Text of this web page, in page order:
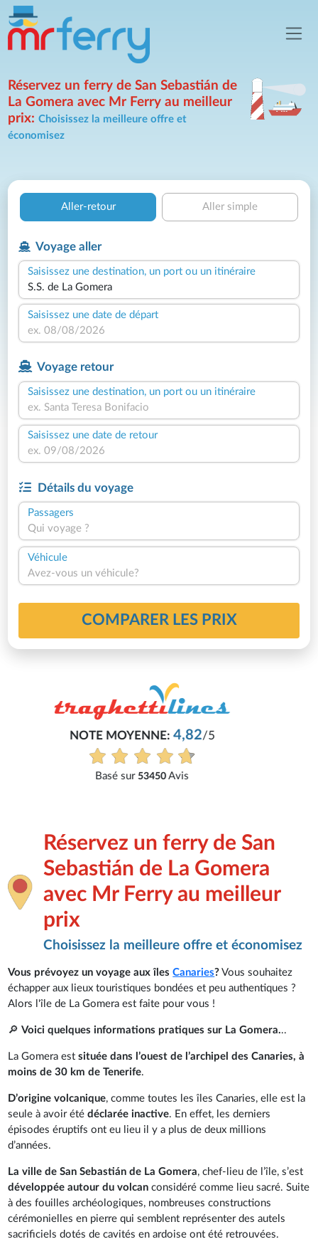
Réservez un ferry de San Sebastián de
La Gomera avec Mr Ferry au meilleur
prix:Choisissez la meilleure offre et
économisez
Aller-retour Aller simple
Voyage aller
Saisissez une destination, un port ou un itinéraire
Saisissez une date de départ
Voyage retour
Saisissez une destination, un port ou un itinéraire
Saisissez une date de retour
Détails du voyage
Passagers
Qui voyage ?
Véhicule
Avez-vous un véhicule?
COMPARER LES PRIX
Philippe
Très bon service, tout s'est bien passé.
Voir tous les avis
Réservez un ferry de San
Sebastián de La Gomera
avec Mr Ferry au meilleur
prix
Choisissez la meilleure offre et économisez
Vous prévoyez un voyage aux îlesCanaries? Vous souhaitez
échapper aux lieux touristiques bondées et peu authentiques ?
Alors l'île de La Gomera est faite pour vous !
🔎Voici quelques informations pratiques sur La Gomera...
La Gomera estsituée dans l’ouest de l’archipel des Canaries, à
moins de 30 km de Tenerife.
D’origine volcanique, comme toutes les îles Canaries, elle est la
seule à avoir étédéclarée inactive. En effet, les derniers
épisodes éruptifs ont eu lieu il y a plus de deux millions
d’années.
La ville de San Sebastián de La Gomera, chef-lieu de l’île, s’est
développée autour du volcan considéré comme lieu sacré. Suite
à des fouilles archéologiques, nombreuses constructions
cérémonielles en pierre qui semblent représenter des autels
sacrificiels dotés de cavités en ardoise ont été retrouvées.